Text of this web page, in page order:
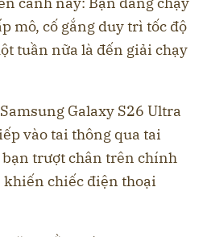
mô, cố gắng duy trì tốc độ
tuần nữa là đến giải chạy
Galaxy S26 Ultra
vào tai thông qua tai
trượt chân trên chính
khiến chiếc điện thoại